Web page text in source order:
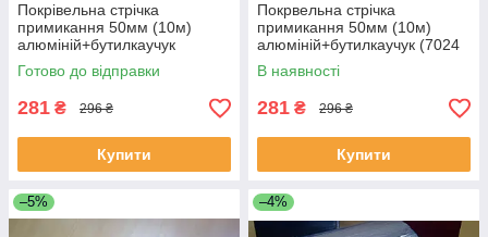
Покрівельна стрічка
примикання 50мм (10м)
алюміній+бутилкаучук
(коричневий 8017).
Готово до відправки
281 ₴ 296 ₴
Купити
Покрвельна стрічка
примикання 50мм (10м)
алюміній+бутилкаучук (7024
графітовий, темно-сірий).
В наявності
281 ₴ 296 ₴
Купити
–5% –4%